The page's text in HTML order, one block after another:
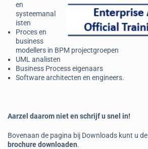
en
systeemanal
isten
Proces en
business
modellers in BPM projectgroepen
UML analisten
Business Process eigenaars
Software architecten en engineers.
Aarzel daarom niet en schrijf u snel in!
Bovenaan de pagina bij Downloads kunt u de
brochure downloaden.